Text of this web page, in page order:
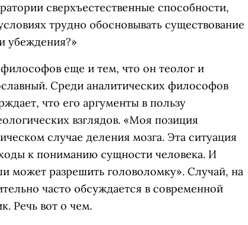
сверхъестественные способности,
трудно обосновывать существование
убеждения?»
еще и тем, что он теолог и
Среди аналитических философов
что его аргументы в пользу
взглядов. «Моя позиция
случае деления мозга. Эта ситуация
к пониманию сущности человека. И
может разрешить головоломку». Случай, на
часто обсуждается в современной
Речь вот о чем.